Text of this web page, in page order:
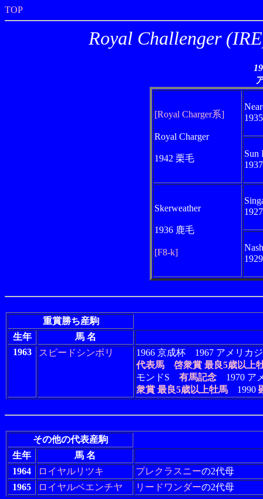
TOP
Royal Challenger
[Royal Charger系]
Royal Charger
1942 栗毛
Sun
Skerweather
1936 鹿毛
[F8-k]
重賞勝ち産駒
生年
馬 名
1963
スピードシンボリ
1966 京成杯 1967 アメリ
代表馬
啓衆賞 最良5歳以上
モンドS 有馬記念 1970 ア
衆賞 最良5歳以上牡馬 1990
その他の代表産駒
生年
馬 名
1964
ロイヤルリツキ プレクラスニーの2代母
1965
ロイヤルベエンチヤ リードワンダーの2代母